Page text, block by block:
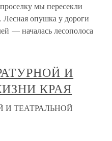
мы пересекли
Лесная опушка у дороги
— началась лесополоса
И
КРАЯ
И ТЕАТРАЛЬНОЙ